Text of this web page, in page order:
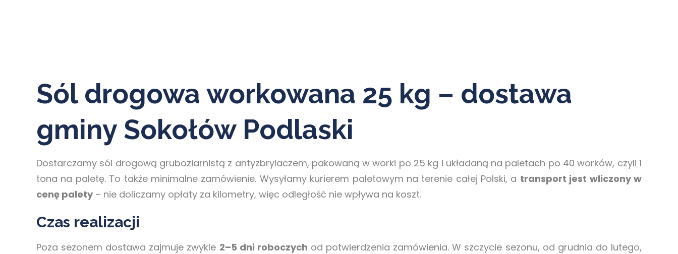
Sól drogowa workowana 25 kg – dostawa
gminy Sokołów Podlaski
Dostarczamy sól drogową gruboziarnistą z antyzbrylaczem, pakowaną w worki po 25 kg i układaną na paletach po 40 worków, czyli 1
tona na paletę. To także minimalne zamówienie. Wysyłamy kurierem paletowym na terenie całej Polski, a transport jest wliczony w
cenę palety – nie doliczamy opłaty za kilometry, więc odległość nie wpływa na koszt.
Czas realizacji
Poza sezonem dostawa zajmuje zwykle 2–5 dni roboczych od potwierdzenia zamówienia. W szczycie sezonu, od grudnia do lutego,